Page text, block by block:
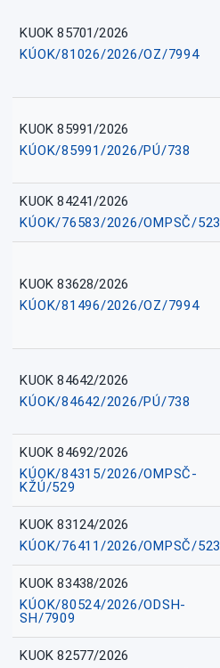
KUOK 85701/2026
KÚOK/81026/2026/OZ/7994
KUOK 85991/2026
KÚOK/85991/2026/PÚ/738
KUOK 84241/2026
KÚOK/76583/2026/OMPSČ/523
KUOK 83628/2026
KÚOK/81496/2026/OZ/7994
KUOK 84642/2026
KÚOK/84642/2026/PÚ/738
KUOK 84692/2026
KÚOK/84315/2026/OMPSČ-
KŽÚ/529
KUOK 83124/2026
KÚOK/76411/2026/OMPSČ/523
KUOK 83438/2026
KÚOK/80524/2026/ODSH-
SH/7909
KUOK 82577/2026